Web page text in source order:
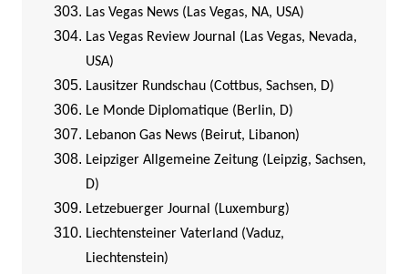
Las Vegas News (Las Vegas, NA, USA)
Las Vegas Review Journal (Las Vegas, Nevada,
USA)
Lausitzer Rundschau (Cottbus, Sachsen, D)
Le Monde Diplomatique (Berlin, D)
Lebanon Gas News (Beirut, Libanon)
Leipziger Allgemeine Zeitung (Leipzig, Sachsen,
D)
Letzebuerger Journal (Luxemburg)
Liechtensteiner Vaterland (Vaduz,
Liechtenstein)